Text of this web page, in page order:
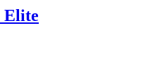
Elite